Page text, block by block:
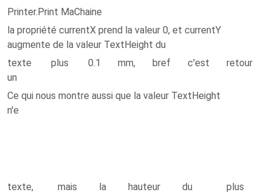
Printer.Print MaChaine
la propriété currentX prend la valeur 0, et currentY
augmente de la valeur TextHeight du
texte plus 0.1 mm, bref c'est
un
retour
Ce qui nous montre aussi que la valeur TextHeight
n'e
texte, mais la hauteur du
plus